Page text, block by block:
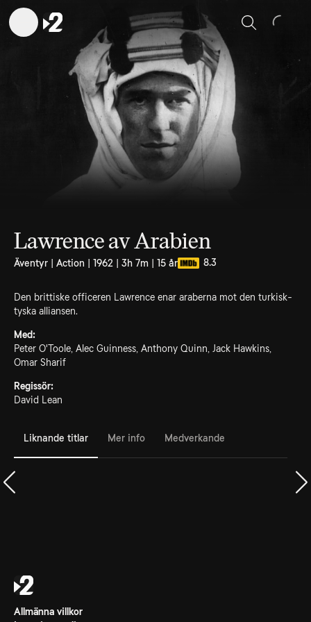
Sök
Lawrence av Arabien
Äventyr | Action | 1962 | 3h 7m | 15 år 8.3
Den brittiske officeren Lawrence enar araberna mot den turkisk-
tyska alliansen.
Med:
Peter O'Toole, Alec Guinness, Anthony Quinn, Jack Hawkins,
Omar Sharif
Regissör:
David Lean
Liknande titlar Mer info Medverkande
Allmänna villkor